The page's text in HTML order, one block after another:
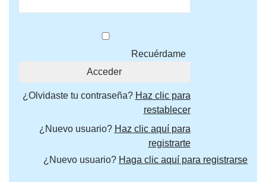
Recuérdame
¿Olvidaste tu contraseña? Haz clic para
restablecer
¿Nuevo usuario? Haz clic aquí para
registrarte
¿Nuevo usuario? Haga clic aquí para registrarse